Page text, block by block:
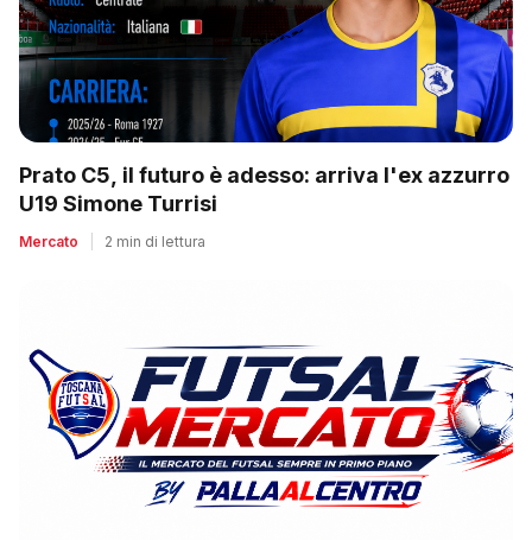
Prato C5, il futuro è adesso: arriva l'ex azzurro
U19 Simone Turrisi
Mercato 2 min di lettura